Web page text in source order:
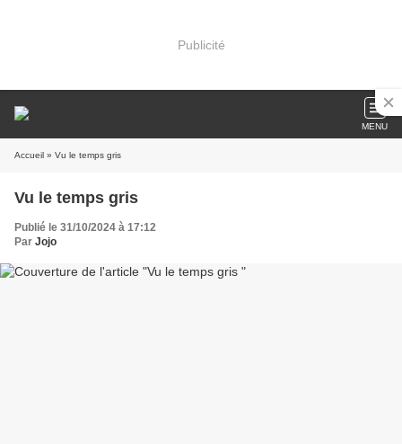
Publicité
MENU
Accueil » Vu le temps gris
Vu le temps gris
Publié le 31/10/2024 à 17:12
Par Jojo